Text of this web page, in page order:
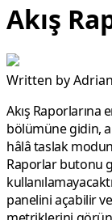
Akış
Written by
Akış Raporlarına
bölümüne gidin,
hâlâ taslak
Raporlar butonu
panelini açabilir